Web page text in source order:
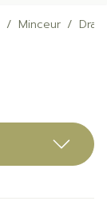
/ Minceur /